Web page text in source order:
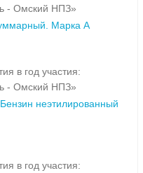
- Омский НПЗ»
Марка А
в год участия:
- Омский НПЗ»
неэтилированный
в год участия: